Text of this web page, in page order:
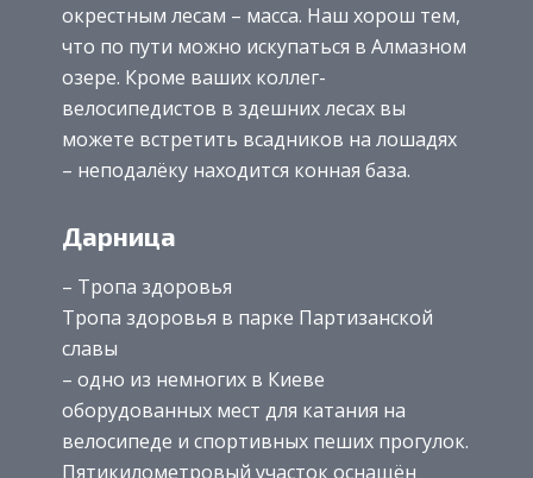
окрестным лесам – масса. Наш хорош тем,
что по пути можно искупаться в Алмазном
озере. Кроме ваших коллег-
велосипедистов в здешних лесах вы
можете встретить всадников на лошадях
– неподалёку находится конная база.
Дарница
– Тропа здоровья
Тропа здоровья в парке Партизанской
славы
– одно из немногих в Киеве
оборудованных мест для катания на
велосипеде и спортивных пеших прогулок.
Пятикилометровый участок оснащён